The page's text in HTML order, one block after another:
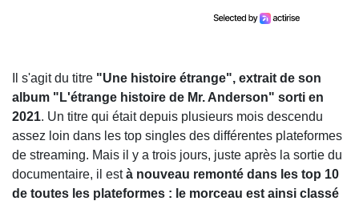
Il s'agit du titre "Une histoire étrange", extrait de son
album "L'étrange histoire de Mr. Anderson" sorti en
2021. Un titre qui était depuis plusieurs mois descendu
assez loin dans les top singles des différentes plateformes
de streaming. Mais il y a trois jours, juste après la sortie du
documentaire, il està nouveau remonté dans les top 10
de toutes les plateformes : le morceau est ainsi classé